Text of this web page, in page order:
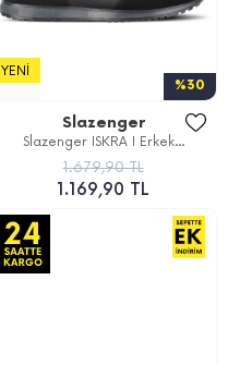
%30
YENI
Slazenger
Slazenger ISKRA I Erkek...
1.679,90 TL
1.169,90 TL